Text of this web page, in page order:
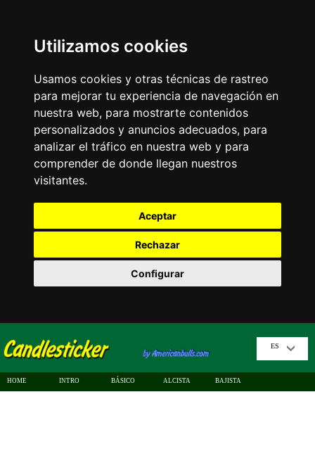
Utilizamos cookies
Usamos cookies y otras técnicas de rastreo
para mejorar tu experiencia de navegación en
nuestra web, para mostrarte contenidos
personalizados y anuncios adecuados, para
analizar el tráfico en nuestra web y para
comprender de donde llegan nuestros
visitantes.
Aceptar
Rechazar
Configurar
ES
HOME INTRO BÁSICO ALCISTA BAJISTA